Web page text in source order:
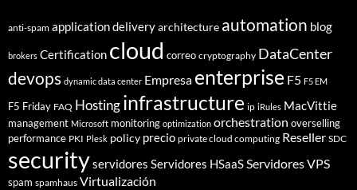
anti-spam application deliveryarchitecture automation blog
brokers Certification cloud correo cryptography DataCenter
devops dynamic data center Empresa enterprise F5 F5 EM
F5 Friday FAQ Hostinginfrastructure ip iRules MacVittie
management Microsoft monitoring optimization orchestration overselling
performance PKI Plesk policy precio private cloud computing Reseller SDC
securityservidores Servidores HSaaSServidores VPS
spam spamhaus Virtualización